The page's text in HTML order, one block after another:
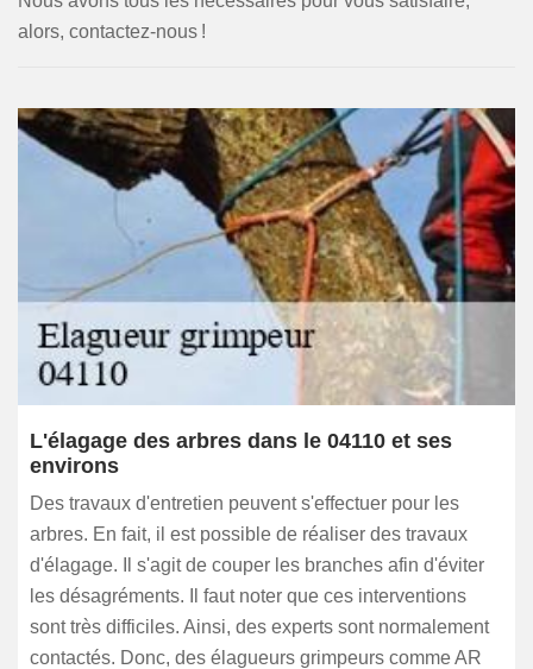
alors, contactez-nous !
L'élagage des arbres dans le 04110 et ses
environs
Des travaux d'entretien peuvent s'effectuer pour les
arbres. En fait, il est possible de réaliser des travaux
d'élagage. Il s'agit de couper les branches afin d'éviter
les désagréments. Il faut noter que ces interventions
sont très difficiles. Ainsi, des experts sont normalement
contactés. Donc, des élagueurs grimpeurs comme AR